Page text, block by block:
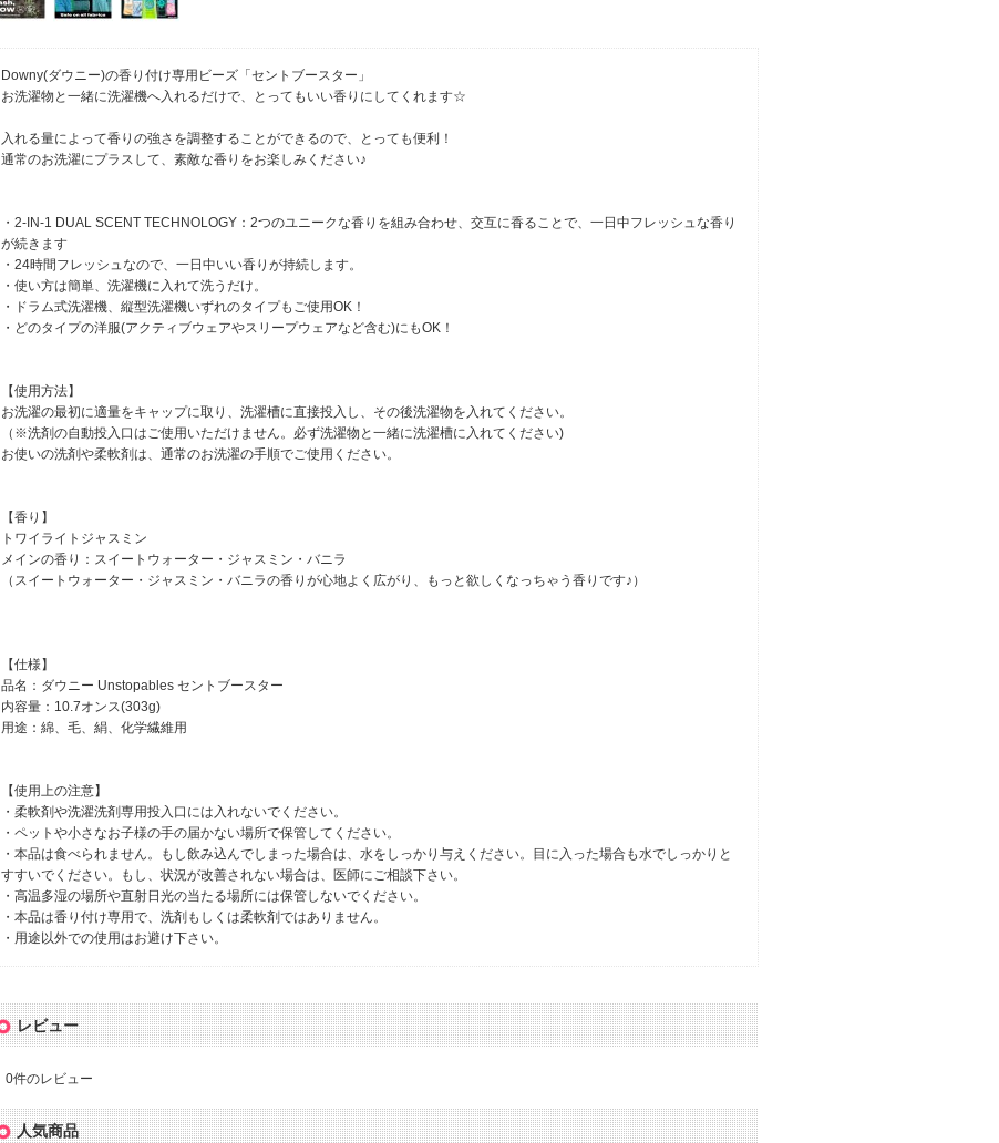
Downy(ダウニー)の香り付け専用ビーズ「セントブースター」
お洗濯物と一緒に洗濯機へ入れるだけで、とってもいい香りにしてくれます☆
入れる量によって香りの強さを調整することができるので、とっても便利！
通常のお洗濯にプラスして、素敵な香りをお楽しみください♪
・2-IN-1 DUAL SCENT TECHNOLOGY：2つのユニークな香りを組み合わせ、交互に香ることで、一日中フレッシュな香り
が続きます
・24時間フレッシュなので、一日中いい香りが持続します。
・使い方は簡単、洗濯機に入れて洗うだけ。
・ドラム式洗濯機、縦型洗濯機いずれのタイプもご使用OK！
・どのタイプの洋服(アクティブウェアやスリープウェアなど含む)にもOK！
【使用方法】
お洗濯の最初に適量をキャップに取り、洗濯槽に直接投入し、その後洗濯物を入れてください。
（※洗剤の自動投入口はご使用いただけません。必ず洗濯物と一緒に洗濯槽に入れてください)
お使いの洗剤や柔軟剤は、通常のお洗濯の手順でご使用ください。
【香り】
トワイライトジャスミン
メインの香り：スイートウォーター・ジャスミン・バニラ
（スイートウォーター・ジャスミン・バニラの香りが心地よく広がり、もっと欲しくなっちゃう香りです♪）
【仕様】
品名：ダウニー Unstopables セントブースター
内容量：10.7オンス(303g)
用途：綿、毛、絹、化学繊維用
【使用上の注意】
・柔軟剤や洗濯洗剤専用投入口には入れないでください。
・ペットや小さなお子様の手の届かない場所で保管してください。
・本品は食べられません。もし飲み込んでしまった場合は、水をしっかり与えください。目に入った場合も水でしっかりと
すすいでください。もし、状況が改善されない場合は、医師にご相談下さい。
・高温多湿の場所や直射日光の当たる場所には保管しないでください。
・本品は香り付け専用で、洗剤もしくは柔軟剤ではありません。
・用途以外での使用はお避け下さい。
レビュー
0件のレビュー
人気商品